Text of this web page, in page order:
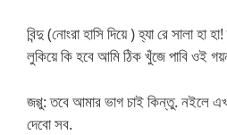
বিন্দু (নোংরা হাসি দিয়ে ) হ্যা রে সালা
লুকিয়ে কি হবে আমি ঠিক খুঁজে পাবি ওই
জগ্গু: তবে আমার ভাগ চাই কিন্তু. নইলে
দেবো সব.